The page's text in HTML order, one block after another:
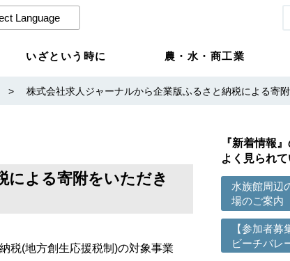
いざという時に 農・水・商工業
> 株式会社求人ジャーナルから企業版ふるさと納税による寄
による寄附をいただき
税(地方創生応援税制)の対象事業
『新着情報
よく見られ
水族館周辺
場のご案内
【参加者募
ビーチバレ